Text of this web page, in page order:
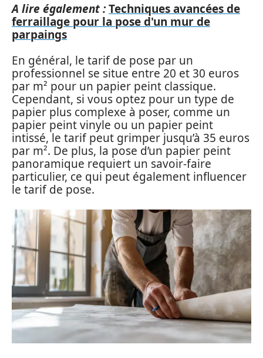
A lire également :Techniques avancées de
ferraillage pour la pose d'un mur de
parpaings
En général, le tarif de pose par un
professionnel se situe entre 20 et 30 euros
par m² pour un papier peint classique.
Cependant, si vous optez pour un type de
papier plus complexe à poser, comme un
papier peint vinyle ou un papier peint
intissé, le tarif peut grimper jusqu’à 35 euros
par m². De plus, la pose d’un papier peint
panoramique requiert un savoir-faire
particulier, ce qui peut également influencer
le tarif de pose.